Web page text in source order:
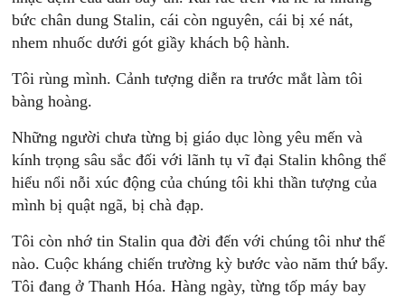
bức chân dung Stalin, cái còn nguyên, cái bị xé nát,
nhem nhuốc dưới gót giầy khách bộ hành.
Tôi rùng mình. Cảnh tượng diễn ra trước mắt làm tôi
bàng hoàng.
Những người chưa từng bị giáo dục lòng yêu mến và
kính trọng sâu sắc đối với lãnh tụ vĩ đại Stalin không thể
hiểu nổi nỗi xúc động của chúng tôi khi thần tượng của
mình bị quật ngã, bị chà đạp.
Tôi còn nhớ tin Stalin qua đời đến với chúng tôi như thế
nào. Cuộc kháng chiến trường kỳ bước vào năm thứ bẩy.
Tôi đang ở Thanh Hóa. Hàng ngày, từng tốp máy bay